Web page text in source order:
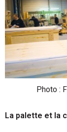
Photo :
La palette et la